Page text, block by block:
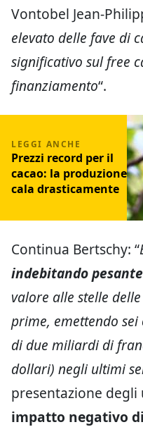
Vontobel Jean-
elevato delle fave di
significativo sul free
finanziamento“.
Prezzi record per il
cacao: la produzione
cala drasticamente
Continua Bertschy: “
indebitando
valore alle stelle
prime, emettendo
di due miliardi di
dollari) negli ultimi
presentazione
impatto negativo